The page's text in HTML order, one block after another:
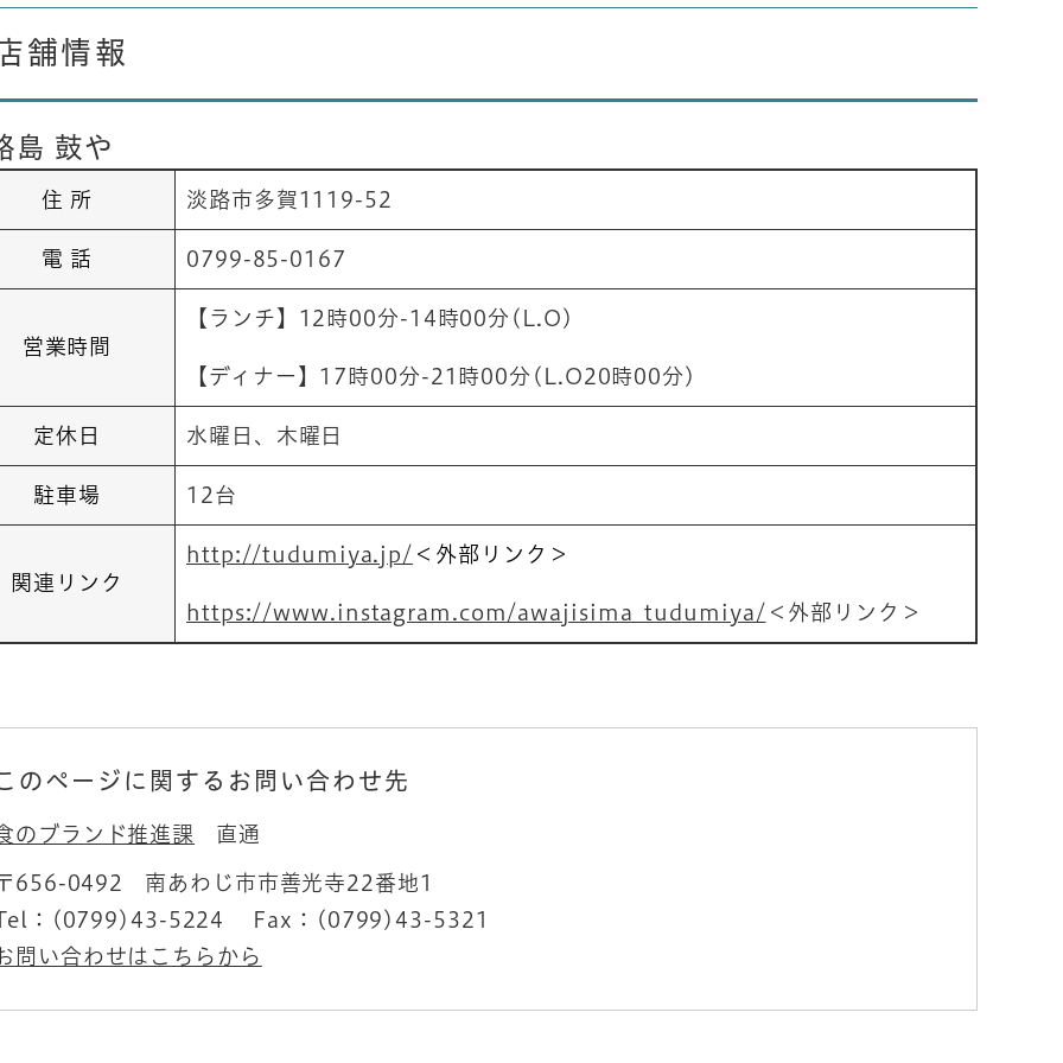
舗情報
島 鼓や
住 所 淡路市多賀1119-52
電 話 0799-85-0167
営業時間
【ランチ】12時00分-14時00分(L.O)
【ディナー】17時00分-21時00分(L.O20時00分)
定休日 ​​水曜日、木曜日
駐車場 12台
関連リンク
http://tudumiya.jp/ ＜外部リンク＞
https://www.instagram.com/awajisima_tudumiya/ ＜外部リンク＞
のページに関するお問い合わせ先
のブランド推進課 直通
656-0492
南あわじ市市善光寺22番地1
：(0799)43-5224
Fax：(0799)43-5321
問い合わせはこちらから